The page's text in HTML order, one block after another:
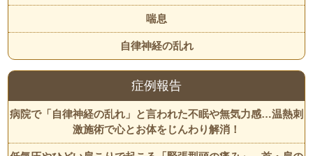
喘息
自律神経の乱れ
症例報告
病院で「自律神経の乱れ」と言われた不眠や無気力感…温熱刺
激施術で心とお体をじんわり解消！